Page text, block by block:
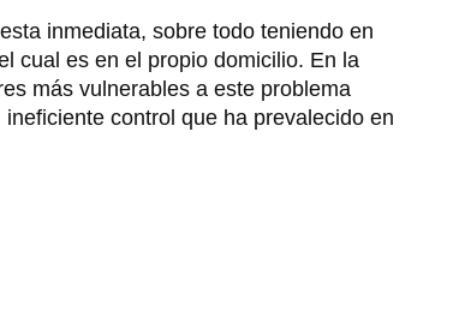
inmediata, sobre todo teniendo en
cual es en el propio domicilio. En la
más vulnerables a este problema
control que ha prevalecido en